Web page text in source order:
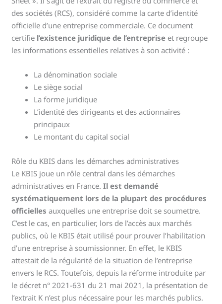
des sociétés (RCS), considéré comme la carte d’identité
officielle d’une entreprise commerciale. Ce document
certifie l’existence juridique de l’entreprise et regroupe
les informations essentielles relatives à son activité :
La dénomination sociale
Le siège social
La forme juridique
L’identité des dirigeants et des actionnaires
principaux
Le montant du capital social
Rôle du KBIS dans les démarches administratives
Le KBIS joue un rôle central dans les démarches
administratives en France.Il est demandé
systématiquement lors de la plupart des procédures
officielles auxquelles une entreprise doit se soumettre.
C’est le cas, en particulier, lors de l’accès aux marchés
publics, où le KBIS était utilisé pour prouver l’habilitation
d’une entreprise à soumissionner. En effet, le KBIS
attestait de la régularité de la situation de l’entreprise
envers le RCS. Toutefois, depuis la réforme introduite par
le décret n° 2021-631 du 21 mai 2021, la présentation de
l’extrait K n’est plus nécessaire pour les marchés publics.